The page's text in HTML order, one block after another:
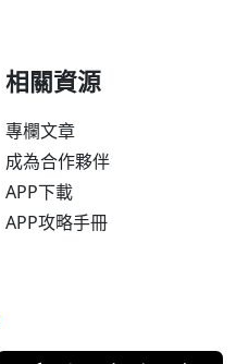
相關資源
專欄文章
成為合作夥伴
APP下載
APP攻略手冊